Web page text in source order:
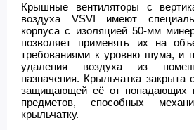
Крышные вентиляторы с
воздуха VSVI имеют
корпуса с изоляцией 50-мм
позволяет применять их на
требованиями к уровню шума, и
удаления воздуха из
назначения. Крыльчатка закрыта
защищающей её от попадающих
предметов, способных
крыльчатку.